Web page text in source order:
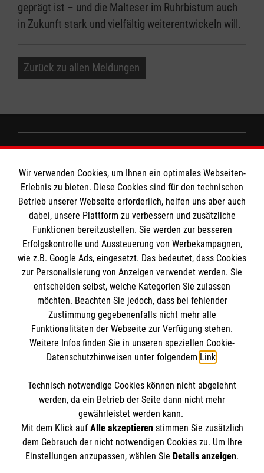
geprägt ist – und die Malteser im Ruhrbistum auch
in Zukunft stark und vielfältig weiterentwickeln will.
Zurück zu allen Meldungen
Impressum
Datenschutz
Kontakt
Die Malteser
Malteser in Deutschland
Malteserorden
Sharepoint
Spendenkonto
Empfänger: Malteser Hilfsdienst e.V.
Bank: Pax-Bank für Kirche und Caritas eG
IBAN: DE60370601201201206290
BIC: GENODED1PA7
So finden Sie uns
Bramsfeld 4
45968 Gladbeck
Telefon: 02043 5816054
info.gladbeck@malteser.org
Accordion 1
Der Malteser Hilfsdienst e.V. ist als eingetragene
Wir verwenden Cookies, um Ihnen ein optimales Webseiten-
Erlebnis zu bieten. Diese Cookies sind für den technischen
Betrieb unserer Webseite erforderlich, helfen uns aber auch
dabei, unsere Plattform zu verbessern und zusätzliche
Funktionen bereitzustellen. Sie werden zur besseren
Erfolgskontrolle und Aussteuerung von Werbekampagnen,
wie z.B. Google Ads, eingesetzt. Das bedeutet, dass Cookies
zur Personalisierung von Anzeigen verwendet werden. Sie
entscheiden selbst, welche Kategorien Sie zulassen
möchten. Beachten Sie jedoch, dass bei fehlender
Zustimmung gegebenenfalls nicht mehr alle
Funktionalitäten der Webseite zur Verfügung stehen.
Weitere Infos finden Sie in unseren speziellen Cookie-
Datenschutzhinweisen unter folgendem Link.
Technisch notwendige Cookies können nicht abgelehnt
werden, da ein Betrieb der Seite dann nicht mehr
gewährleistet werden kann.
Mit dem Klick auf Alle akzeptierenstimmen Sie zusätzlich
dem Gebrauch der nicht notwendigen Cookies zu. Um Ihre
Einstellungen anzupassen, wählen Sie Details anzeigen.